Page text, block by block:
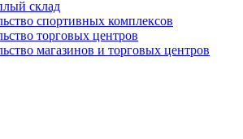
склад
спортивных комплексов
торговых центров
магазинов и торговых центров